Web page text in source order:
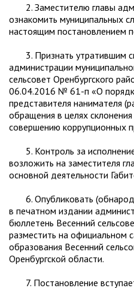
2. Заместителю главы
ознакомить муниципальных
настоящим постановлением
3. Признать утратившим
администрации
сельсовет Оренбургского
06.04.2016 № 61-п «О
представителя нанимателя
обращения в целях
совершению коррупционных
5. Контроль за
возложить на заместителя
основной деятельности
6. Опубликовать
в печатном издании
бюллетень Весенний
разместить на официальном
образования Весенний
Оренбургской области.
7. Постановление